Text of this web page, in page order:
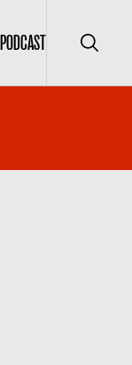
PODCAST Cerca